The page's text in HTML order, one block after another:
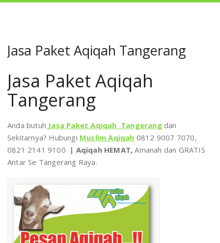
Jasa Paket Aqiqah Tangerang
Jasa Paket Aqiqah
Tangerang
Anda butuh Jasa Paket Aqiqah Tangerangdan
Sekitarnya? Hubungi Muslim Aqiqah 0812 9007 7070,
0821 2141 9100 | Aqiqah HEMAT,Amanah dan GRATIS
Antar Se Tangerang Raya.